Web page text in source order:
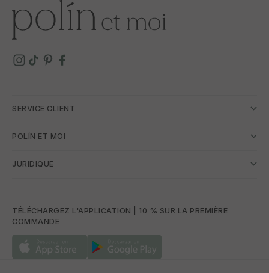
SERVICE CLIENT
POLÍN ET MOI
JURIDIQUE
TÉLÉCHARGEZ L'APPLICATION | 10 % SUR LA PREMIÈRE
COMMANDE